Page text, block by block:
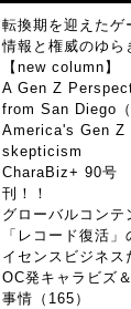
転換期を迎えたゲ
情報と権威のゆら
【new column】
A Gen Z
from San Diego（
America's Gen Z
skepticism
CharaBiz+ 90号
刊！！
グローバルコンテ
「レコード復活
イセンスビジネス
OC発キャラビズ
事情（165）